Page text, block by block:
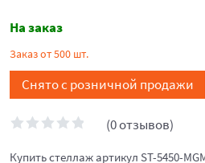
На заказ
Заказ от 500 шт.
Снято с розничной продажи
(0 отзывов)
Купить стеллаж артикул ST-5450-